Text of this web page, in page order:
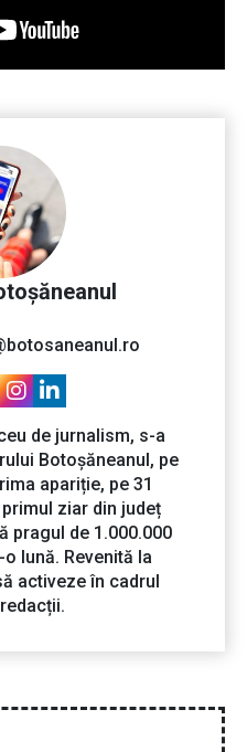
de jurnalism, s-a
Botoșăneanul, pe
apariție, pe 31
ziar din județ
pragul de 1.000.000
lună. Revenită la
activeze în cadrul